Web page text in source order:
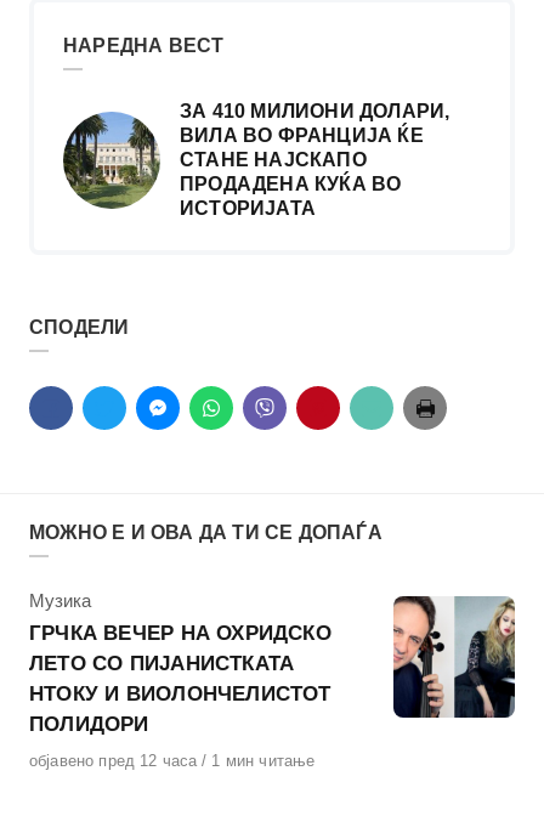
НАРЕДНА ВЕСТ
ЗА 410 МИЛИОНИ ДОЛАРИ,
ВИЛА ВО ФРАНЦИЈА ЌЕ
СТАНЕ НАЈСКАПО
ПРОДАДЕНА КУЌА ВО
ИСТОРИЈАТА
СПОДЕЛИ
МОЖНО Е И ОВА ДА ТИ СЕ ДОПАЃА
КАтегорија
Музика
ГРЧКА ВЕЧЕР НА ОХРИДСКО
ЛЕТО СО ПИЈАНИСТКАТА
НТОКУ И ВИОЛОНЧЕЛИСТОТ
ПОЛИДОРИ
Објавено
објавено пред 12 часа 1 мин читање